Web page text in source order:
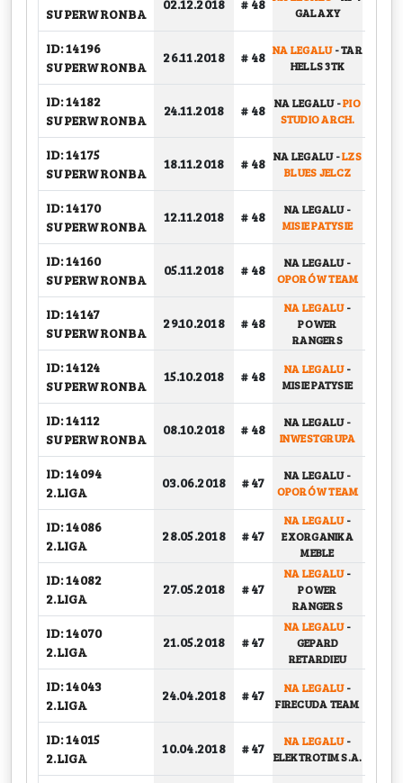
SUPERWRONBA
02.12.2018 # 48
GALAXY
ID: 14196
SUPERWRONBA
26.11.2018 # 48 NA LEGALU-TAR
HELLS 3TK
ID: 14182
SUPERWRONBA
24.11.2018 # 48 NA LEGALU-PIO
STUDIO ARCH.
ID: 14175
SUPERWRONBA
18.11.2018 # 48 NA LEGALU-LZS
BLUES JELCZ
ID: 14170
SUPERWRONBA
12.11.2018 # 48 NA LEGALU-
MISIE PATYSIE
ID: 14160
SUPERWRONBA
05.11.2018 # 48 NA LEGALU-
OPORÓW TEAM
ID: 14147
SUPERWRONBA
29.10.2018 # 48
NA LEGALU-
POWER
RANGERS
ID: 14124
SUPERWRONBA
15.10.2018 # 48 NA LEGALU-
MISIE PATYSIE
ID: 14112
SUPERWRONBA
08.10.2018 # 48 NA LEGALU-
INWESTGRUPA
ID: 14094
2.LIGA
03.06.2018 # 47 NA LEGALU-
OPORÓW TEAM
ID: 14086
2.LIGA
28.05.2018 # 47
NA LEGALU-
EXORGANIKA
MEBLE
ID: 14082
2.LIGA
27.05.2018 # 47
NA LEGALU-
POWER
RANGERS
ID: 14070
2.LIGA
21.05.2018 # 47
NA LEGALU-
GEPARD
RETARDIEU
ID: 14043
2.LIGA
24.04.2018 # 47 NA LEGALU-
FIRECUDA TEAM
ID: 14015
2.LIGA
10.04.2018 # 47 NA LEGALU-
ELEKTROTIM S.A.